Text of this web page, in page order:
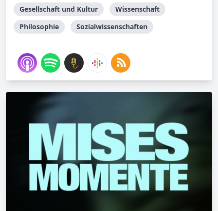
Gesellschaft und Kultur
Wissenschaft
Philosophie
Sozialwissenschaften